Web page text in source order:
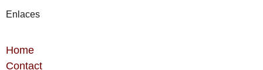
Enlaces
Home
Contact